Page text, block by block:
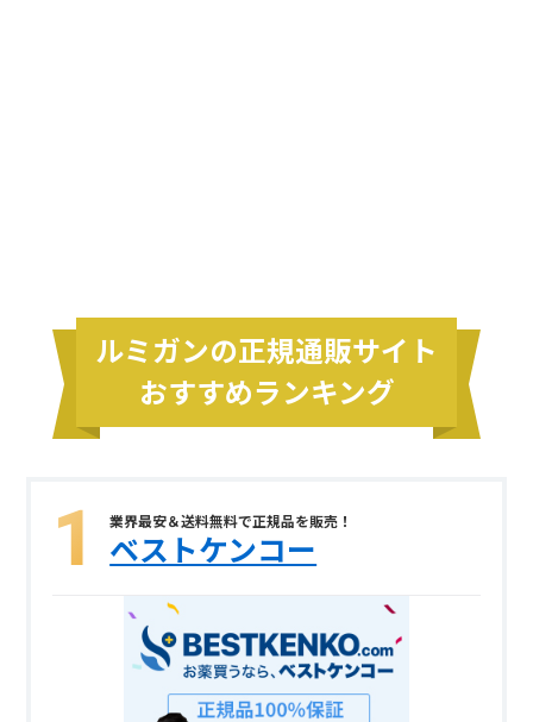
ルミガンの正規通販サイト
おすすめランキング
業界最安＆送料無料で正規品を販売！
ベストケンコー